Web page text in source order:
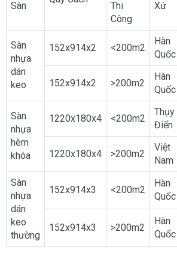
Sàn
Thi
Công
Xứ
Sàn
nhựa
dán
keo
152x914x2 <200m2
Hàn
Quốc
152x914x2 >200m2
Hàn
Quốc
Sàn
nhựa
hèm
khóa
1220x180x4 <200m2
Thụy
Điển
1220x180x4 >200m2
Việt
Nam
Sàn
nhựa
dán
keo
thường
152x914x3 <200m2
Hàn
Quốc
152x914x3 >200m2
Hàn
Quốc